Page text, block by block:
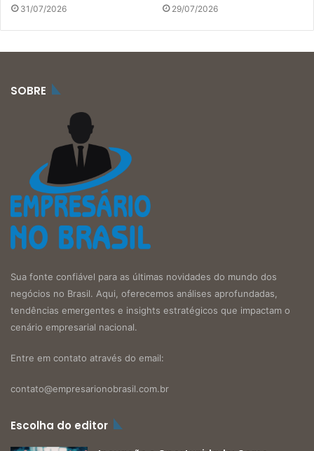
31/07/2026 29/07/2026
SOBRE
Sua fonte confiável para as últimas novidades do mundo dos
negócios no Brasil. Aqui, oferecemos análises aprofundadas,
tendências emergentes e insights estratégicos que impactam o
cenário empresarial nacional.
Entre em contato através do email:
contato@empresarionobrasil.com.br
Escolha do editor